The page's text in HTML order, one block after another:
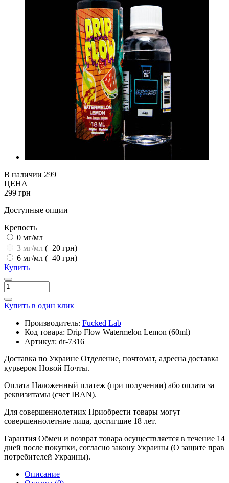
В наличии 299
ЦЕНА
299 грн
Доступные опции
Крепость
0 мг/мл
3 мг/мл (+20 грн)
6 мг/мл (+40 грн)
Купить
Купить в один клик
Производитель: Fucked Lab
Код товара: Drip Flow Watermelon Lemon (60ml)
Артикул: dr-7316
Доставка по Украине Отделение, почтомат, адресна доставка
курьером Новой Почты.
Оплата Наложенный платеж (при получении) або оплата за
реквизитамы (счет IBAN).
Для совершеннолетних Приобрести товары могут
совершеннолетние лица, достигшие 18 лет.
Гарантия Обмен и возврат товара осуществляется в течение 14
дней после покупки, согласно закону Украины (О защите прав
потребителей Украины).
Описание